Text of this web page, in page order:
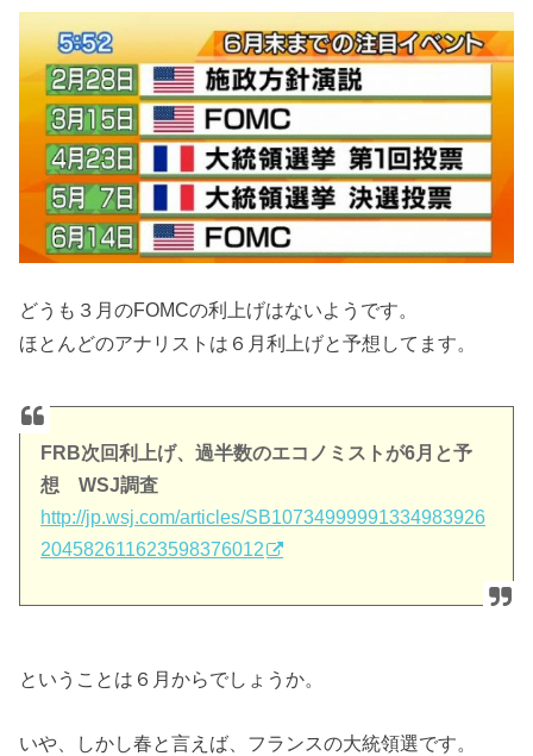
どうも３月のFOMCの利上げはないようです。
ほとんどのアナリストは６月利上げと予想してます。
FRB次回利上げ、過半数のエコノミストが6月と予
想 WSJ調査
http://jp.wsj.com/articles/SB10734999991334983926
204582611623598376012
ということは６月からでしょうか。
いや、しかし春と言えば、フランスの大統領選です。